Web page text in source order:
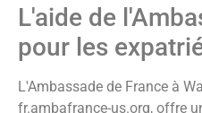
L'aide de
pour les
L'Ambassade de France à
fr.ambafrance-us.org, offre